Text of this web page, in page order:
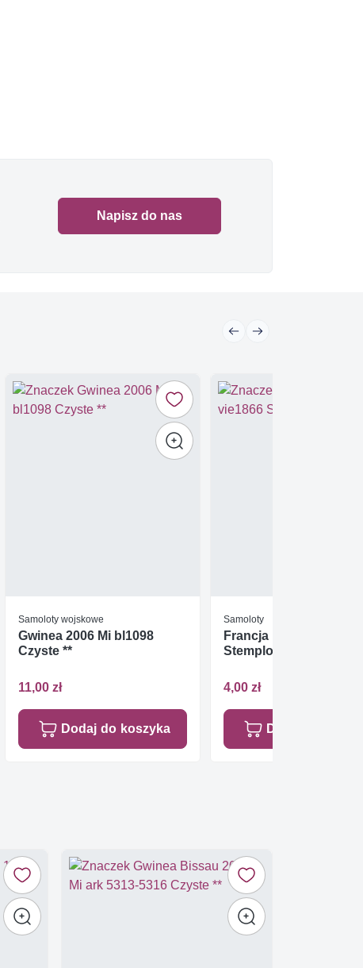
Napisz do nas
Samoloty wojskowe
Gwinea 2006 Mi bl1098
Czyste **
11,00 zł
Dodaj do koszyka
Samoloty
Francja 1974 Mi
Stemplowane
4,00 zł
Dodaj do